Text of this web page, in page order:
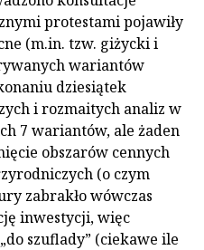
protestami pojawiły
(m.in. tzw. giżycki i
wariantów
dziesiątek
i rozmaitych analiz w
7 wariantów, ale żaden
obszarów cennych
(o czym
zabrakło wówczas
inwestycji, więc
szuflady” (ciekawe ile